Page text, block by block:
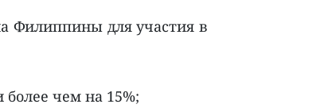
Филиппины для участия в
чем на 15%;